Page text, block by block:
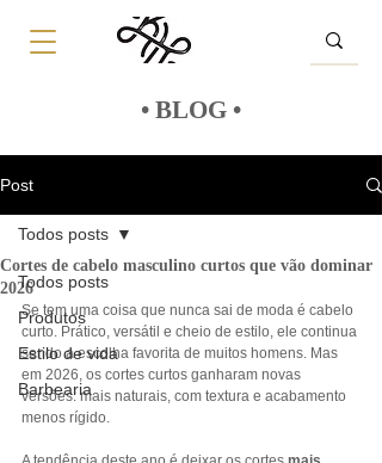
• BLOG •
Post
Todos posts
Produtos
Estilo de vida
Barbearia
Todos posts
Cortes de cabelo masculino curtos que vão dominar
2026
Se tem uma coisa que nunca sai de moda é cabelo
curto. Prático, versátil e cheio de estilo, ele continua
sendo a escolha favorita de muitos homens. Mas
em 2026, os cortes curtos ganharam novas
versões: mais naturais, com textura e acabamento
menos rígido.